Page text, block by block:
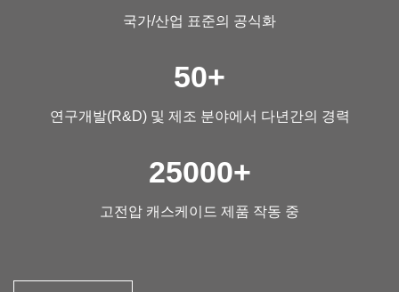
국가/산업 표준의 공식화
50+
연구개발(R&D) 및 제조 분야에서 다년간의 경력
25000+
고전압 캐스케이드 제품 작동 중